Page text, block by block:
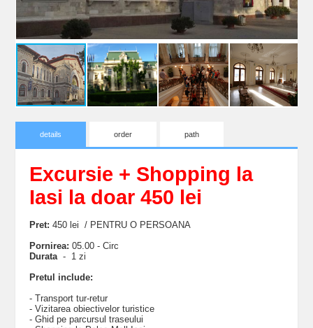
details order path
Excursie + Shopping la
Iasi la doar 450 lei
Pret: 450 lei / PENTRU O PERSOANA
Pornirea: 05.00 - Circ
Durata - 1 zi
Pretul include:
- Transport tur-retur
- Vizitarea obiectivelor turistice
- Ghid pe parcursul traseului